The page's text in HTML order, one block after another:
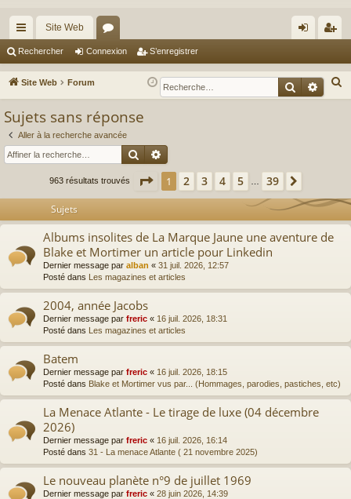
cc
ès
ra
pi
de
Site Web
or
u
m
s
ne
xi
nr
eg
Rechercher Connexion S’enregistrer
Site Web Forum
e
h
e
Sujets sans réponse
Aller à la recherche avancée
Rechercher
963 résultats trouvés Page 1 sur 39
1 2 3 4 5 39
Sujets
Albums insolites de La Marque Jaune une aventure de
Blake et Mortimer un article pour Linkedin
Dernier message par alban « 31 juil. 2026, 12:57
Posté dans Les magazines et articles
2004, année Jacobs
Dernier message par freric « 16 juil. 2026, 18:31
Posté dans Les magazines et articles
Batem
Dernier message par freric « 16 juil. 2026, 18:15
Posté dans Blake et Mortimer vus par... (Hommages, parodies, pastiches, etc)
La Menace Atlante - Le tirage de luxe (04 décembre
2026)
Dernier message par freric « 16 juil. 2026, 16:14
Posté dans 31 - La menace Atlante ( 21 novembre 2025)
Le nouveau planète n°9 de juillet 1969
Dernier message par freric « 28 juin 2026, 14:39